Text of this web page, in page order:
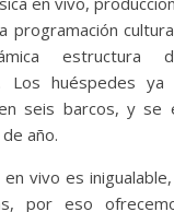
programación
estructura
Los huéspedes
seis barcos, y se
año.
en vivo es
por eso